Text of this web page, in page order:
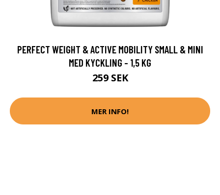
PERFECT WEIGHT & ACTIVE MOBILITY SMALL & MINI
MED KYCKLING - 1,5 KG
259 SEK
MER INFO!